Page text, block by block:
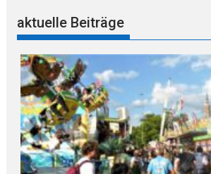
aktuelle Beiträge